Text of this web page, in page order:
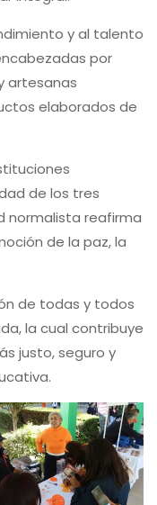
y al talento
por
artesanas
elaborados de
de los tres
normalista reafirma
de la paz, la
de todas y todos
la cual contribuye
justo, seguro y